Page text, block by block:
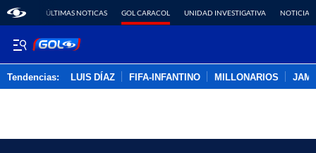
ÚLTIMAS NOTICAS GOL CARACOL UNIDAD INVESTIGATIVA NOTICIAS
Tendencias: LUIS DÍAZ FIFA-INFANTINO MILLONARIOS